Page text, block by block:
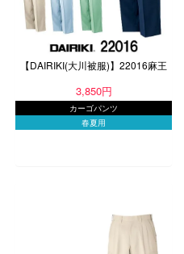
【DAIRIKI(大川被服)】22016麻王
3,850円
カーゴパンツ
春夏用